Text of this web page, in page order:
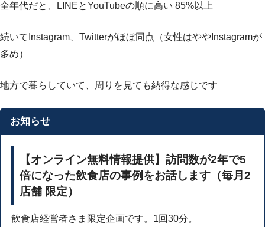
全年代だと、LINEとYouTubeの順に高い 85%以上
続いてInstagram、Twitterがほぼ同点（女性はややInstagramが
多め）
地方で暮らしていて、周りを見ても納得な感じです
お知らせ
【オンライン無料情報提供】訪問数が2年で5
倍になった飲食店の事例をお話します（毎月2
店舗 限定）
飲食店経営者さま限定企画です。1回30分。